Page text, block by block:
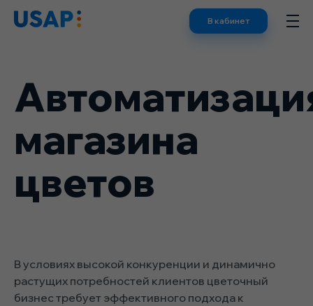
Skip
В кабинет
магазина
цветов
В условиях высокой конкуренции и динамично
растущих потребностей клиентов цветочный
бизнес требует эффективного подхода к